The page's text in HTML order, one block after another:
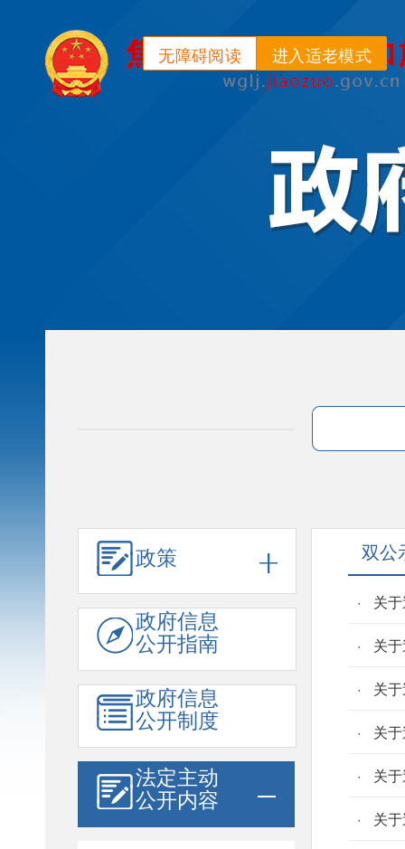
无障碍阅读 进入适老模式
政策
政府信息
公开指南
政府信息
公开制度
法定主动
公开内容
双公
关
关
关
关
关
关